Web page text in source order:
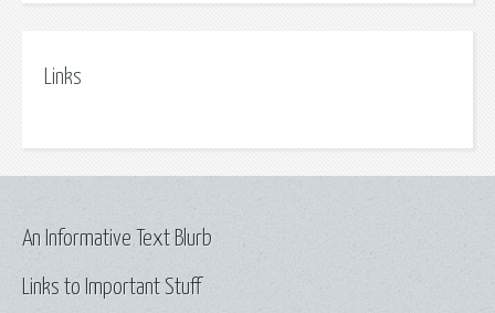
Links
Links to Important Stuff
An Informative Text Blurb